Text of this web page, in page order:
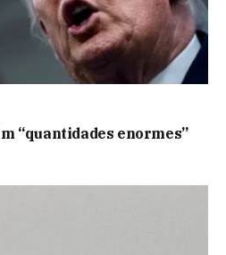
“quantidades enormes”